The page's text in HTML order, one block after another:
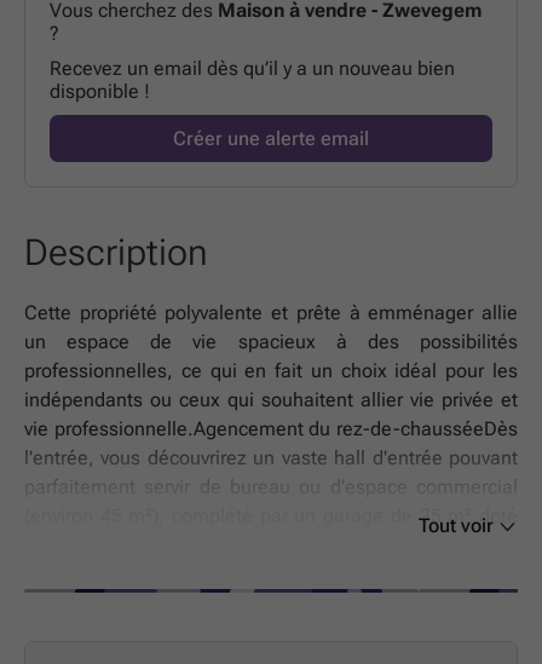
Vous cherchez des Maison à vendre - Zwevegem
?
Recevez un email dès qu’il y a un nouveau bien
disponible !
Créer une alerte email
Description
Cette propriété polyvalente et prête à emménager allie
un espace de vie spacieux à des possibilités
professionnelles, ce qui en fait un choix idéal pour les
indépendants ou ceux qui souhaitent allier vie privée et
vie professionnelle.Agencement du rez-de-chausséeDès
l'entrée, vous découvrirez un vaste hall d'entrée pouvant
parfaitement servir de bureau ou d'espace commercial
(environ 45 m²), complété par un garage de 35 m² doté
Tout voir